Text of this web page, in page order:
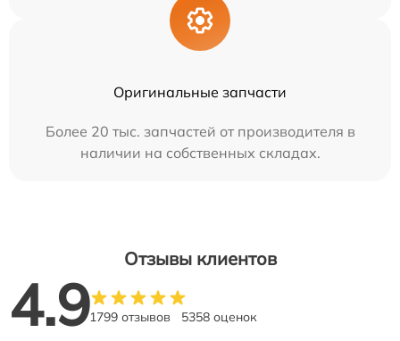
Оригинальные запчасти
Более 20 тыс. запчастей от производителя в
наличии на собственных складах.
Отзывы клиентов
4.91799 отзывов 5358 оценок